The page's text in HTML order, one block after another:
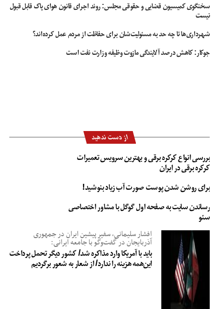
سخنگوی کمیسیون قضایی و حقوقی مجلس: روند اجرای قانون هوای پاک قابل قبول
نیست
شهرداری‌ها تا چه حد به مسئولیت‌شان برای حفاظت از مردم عمل کرده‌اند؟
جوکار: کاهش درصد آلایندگی مازوت وظیفه وزارت نفت است
از دست ندهید
بررسی انواع کرکره برقی و بهترین سرویس تعمیرات
کرکره برقی در ایران
برای روشن شدن پوست صورت آب زیاد بنوشید!
رساندن سایت به صفحه اول گوگل با مشاور اختصاصی
سئو
افشار سلیمانی، سفیر پیشین ایران در جمهوری
آذربایجان در گفت‌وگو با جامعه ایرانی:
باید با آمریکا وارد مذاکره شد/ کشور دیگر تحمل پرداخت
این‌همه هزینه را ندارد/ از شعار به شعور برگردیم